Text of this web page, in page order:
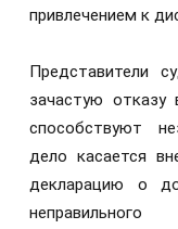
привлечением к
Представители
зачастую отказу
способствуют
дело касается
декларацию о